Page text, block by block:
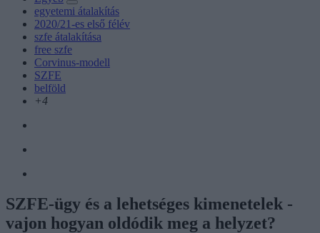
egyetemi átalakítás
2020/21-es első félév
szfe átalakítása
free szfe
Corvinus-modell
SZFE
belföld
+4
SZFE-ügy és a lehetséges kimenetelek -
vajon hogyan oldódik meg a helyzet?